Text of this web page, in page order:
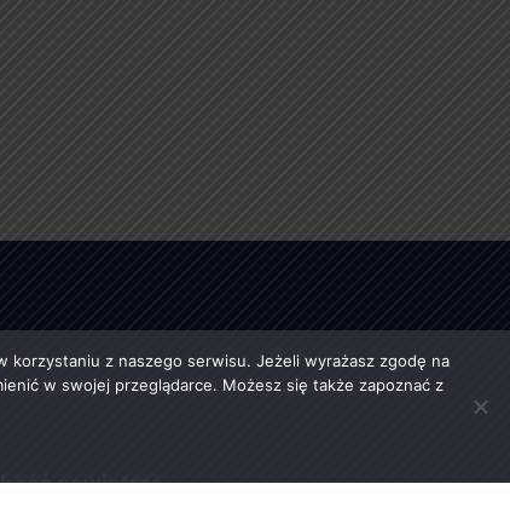
powietrza
korzystaniu z naszego serwisu. Jeżeli wyrażasz zgodę na
w swojej przeglądarce. Możesz się także zapoznać z